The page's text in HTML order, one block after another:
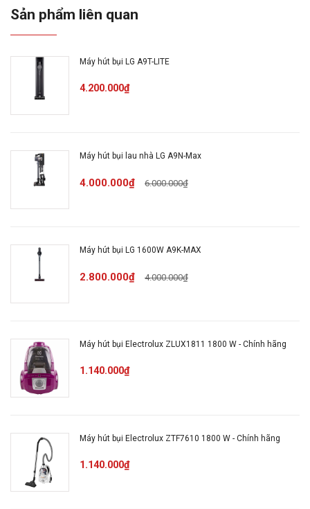
Thương hiệu
Nơi sản xuất:
Tiện ích: Dây điện tự thu gọn
Thông tin lắp đặt
Kích thước,
khối lượng:
Mô tả sản phẩm
Sản phẩm liên quan
Máy hút bụi LG A9T-LITE
4.200.000₫
Máy hút bụi lau nhà LG A9N-Max
4.000.000₫ 6.000.000₫
Máy hút bụi LG 1600W A9K-MAX
2.800.000₫ 4.000.000₫
Máy hút bụi Electrolux ZLUX1811 1800 W - Chính hãng
1.140.000₫
Máy hút bụi Electrolux ZTF7610 1800 W - Chính hãng
1.140.000₫